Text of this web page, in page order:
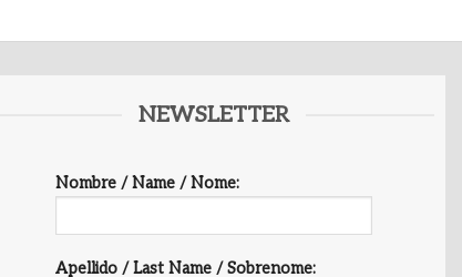
NEWSLETTER
Nombre / Name / Nome:
Apellido / Last Name / Sobrenome: